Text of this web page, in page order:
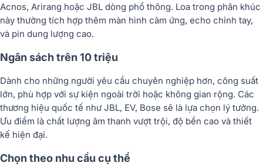
Acnos, Arirang hoặc JBL dòng phổ thông. Loa trong phân khúc
này thường tích hợp thêm màn hình cảm ứng, echo chỉnh tay,
và pin dung lượng cao.
Ngân sách trên 10 triệu
Dành cho những người yêu cầu chuyên nghiệp hơn, công suất
lớn, phù hợp với sự kiện ngoài trời hoặc không gian rộng. Các
thương hiệu quốc tế như JBL, EV, Bose sẽ là lựa chọn lý tưởng.
Ưu điểm là chất lượng âm thanh vượt trội, độ bền cao và thiết
kế hiện đại.
Chọn theo nhu cầu cụ thể